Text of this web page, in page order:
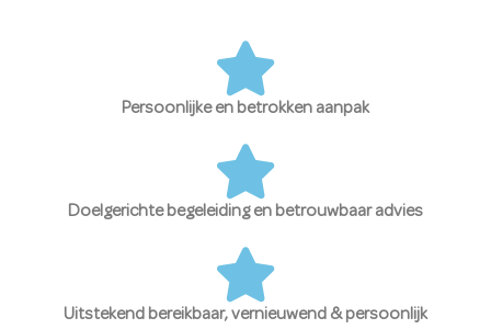
Persoonlijke en betrokken aanpak
Doelgerichte begeleiding en betrouwbaar advies
Uitstekend bereikbaar, vernieuwend & persoonlijk